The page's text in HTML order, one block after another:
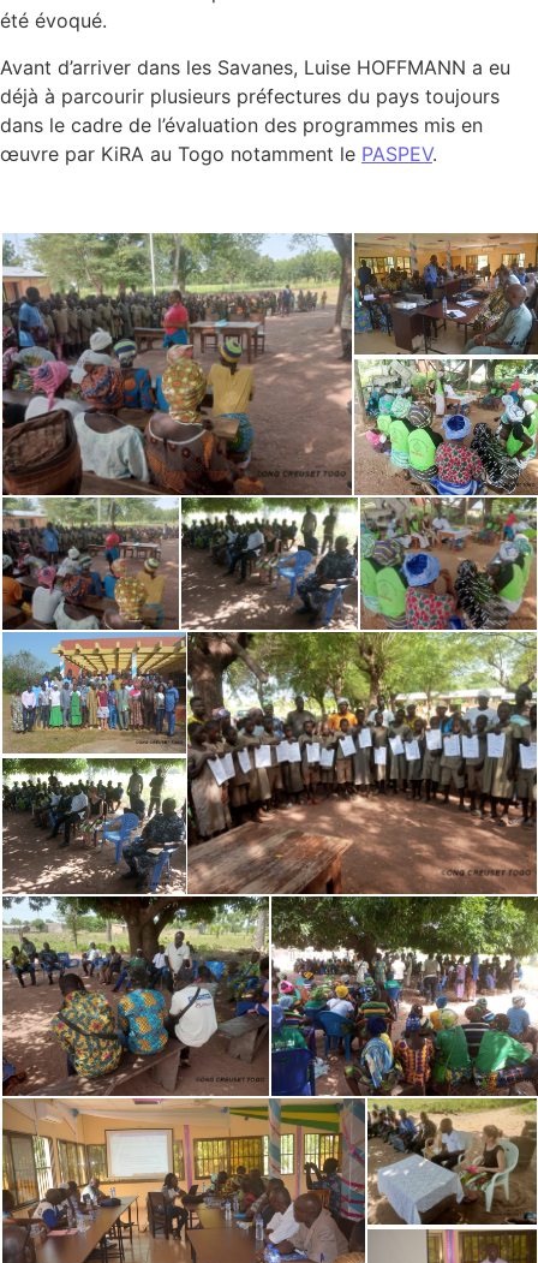
été évoqué.
Avant d’arriver dans les Savanes, Luise HOFFMANN a eu
déjà à parcourir plusieurs préfectures du pays toujours
dans le cadre de l’évaluation des programmes mis en
œuvre par KiRA au Togo notamment le PASPEV.